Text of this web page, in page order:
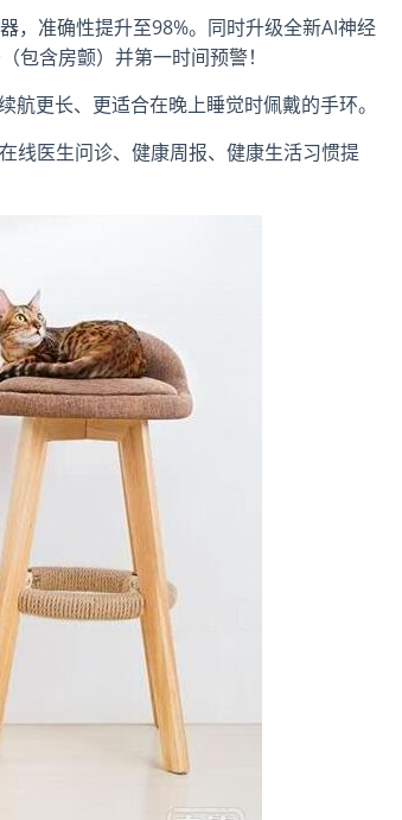
，准确性提升至98%。同时升级全新AI神经
包含房颤）并第一时间预警！
更长、更适合在晚上睡觉时佩戴的手环。
线医生问诊、健康周报、健康生活习惯提